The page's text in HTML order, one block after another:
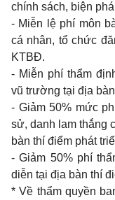
chính sách, biện
- Miễn lệ phí môn
cá nhân, tổ chức
KTBĐ.
- Miễn phí thẩm
vũ trường tại địa
- Giảm 50% mức
sử, danh lam thắng
bàn thí điểm phát
- Giảm 50% phí
diễn tại địa bàn thí
* Về thẩm quyền